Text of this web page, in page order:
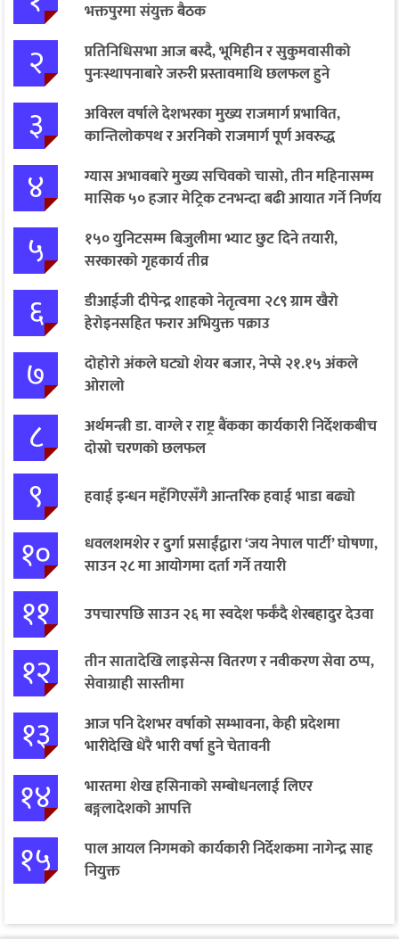
भक्तपुरमा संयुक्त बैठक
२
प्रतिनिधिसभा आज बस्दै, भूमिहीन र सुकुमवासीको
पुनःस्थापनाबारे जरुरी प्रस्तावमाथि छलफल हुने
३
अविरल वर्षाले देशभरका मुख्य राजमार्ग प्रभावित,
कान्तिलोकपथ र अरनिको राजमार्ग पूर्ण अवरुद्ध
४
ग्यास अभावबारे मुख्य सचिवको चासो, तीन महिनासम्म
मासिक ५० हजार मेट्रिक टनभन्दा बढी आयात गर्ने निर्णय
५
१५० युनिटसम्म बिजुलीमा भ्याट छुट दिने तयारी,
सरकारको गृहकार्य तीव्र
६
डीआईजी दीपेन्द्र शाहको नेतृत्वमा २८९ ग्राम खैरो
हेरोइनसहित फरार अभियुक्त पक्राउ
७
दोहोरो अंकले घट्यो शेयर बजार, नेप्से २१.१५ अंकले
ओरालो
८
अर्थमन्त्री डा. वाग्ले र राष्ट्र बैंकका कार्यकारी निर्देशकबीच
दोस्रो चरणको छलफल
९ हवाई इन्धन महँगिएसँगै आन्तरिक हवाई भाडा बढ्यो
१०
धवलशमशेर र दुर्गा प्रसाईंद्वारा ‘जय नेपाल पार्टी’ घोषणा,
साउन २८ मा आयोगमा दर्ता गर्ने तयारी
११ उपचारपछि साउन २६ मा स्वदेश फर्कँदै शेरबहादुर देउवा
१२
तीन सातादेखि लाइसेन्स वितरण र नवीकरण सेवा ठप्प,
सेवाग्राही सास्तीमा
१३
आज पनि देशभर वर्षाको सम्भावना, केही प्रदेशमा
भारीदेखि धेरै भारी वर्षा हुने चेतावनी
१४
भारतमा शेख हसिनाको सम्बोधनलाई लिएर
बङ्गलादेशको आपत्ति
१५
पाल आयल निगमको कार्यकारी निर्देशकमा नागेन्द्र साह
नियुक्त